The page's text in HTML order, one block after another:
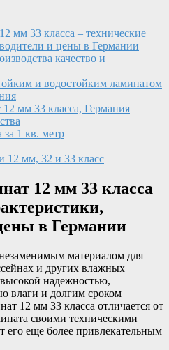
мм 33 класса – технические
и цены в Германии
качество и
и водостойким ламинатом
мм 33 класса, Германия
за 1 кв. метр
12 мм, 32 и 33 класс
12 мм 33 класса
в Германии
материалом для
и других влажных
надежностью,
влаги и долгим сроком
12 мм 33 класса отличается от
своими техническими
его еще более привлекательным